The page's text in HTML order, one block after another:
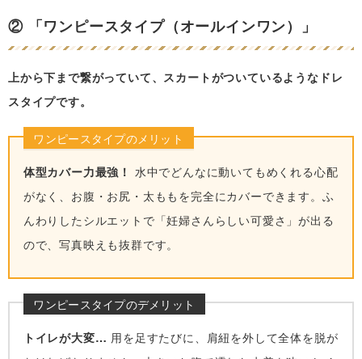
② 「ワンピースタイプ（オールインワン）」
上から下まで繋がっていて、スカートがついているようなドレ
スタイプです。
ワンピースタイプのメリット
体型カバー力最強！ 水中でどんなに動いてもめくれる心配
がなく、お腹・お尻・太ももを完全にカバーできます。ふ
んわりしたシルエットで「妊婦さんらしい可愛さ」が出る
ので、写真映えも抜群です。
ワンピースタイプのデメリット
トイレが大変… 用を足すたびに、肩紐を外して全体を脱が